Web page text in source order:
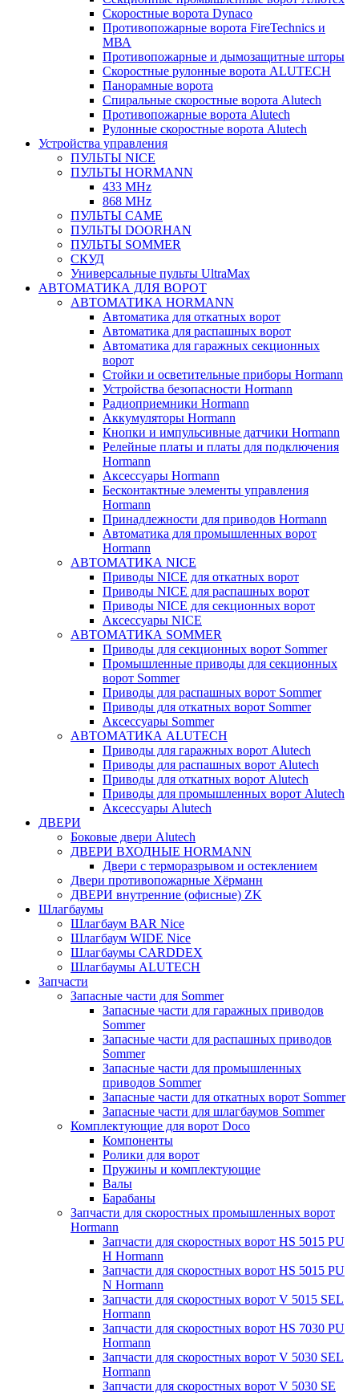
Скоростные ворота Dynaco
Противопожарные ворота FireTechnics и
МВА
Противопожарные и дымозащитные шторы
Скоростные рулонные ворота ALUTECH
Панорамные ворота
Спиральные скоростные ворота Alutech
Противопожарные ворота Alutech
Рулонные скоростные ворота Alutech
Устройства управления
ПУЛЬТЫ NICE
ПУЛЬТЫ HORMANN
433 MHz
868 MHz
ПУЛЬТЫ CAME
ПУЛЬТЫ DOORHAN
ПУЛЬТЫ SOMMER
СКУД
Универсальные пульты UltraMax
АВТОМАТИКА ДЛЯ ВОРОТ
АВТОМАТИКА HORMANN
Автоматика для откатных ворот
Автоматика для распашных ворот
Автоматика для гаражных секционных
ворот
Стойки и осветительные приборы Hormann
Устройства безопасности Hormann
Радиоприемники Hormann
Аккумуляторы Hormann
Кнопки и импульсивные датчики Hormann
Релейные платы и платы для подключения
Hormann
Аксессуары Hormann
Бесконтактные элементы управления
Hormann
Принадлежности для приводов Hormann
Автоматика для промышленных ворот
Hormann
АВТОМАТИКА NICE
Приводы NICE для откатных ворот
Приводы NICE для распашных ворот
Приводы NICE для секционных ворот
Аксессуары NICE
АВТОМАТИКА SOMMER
Приводы для секционных ворот Sommer
Промышленные приводы для секционных
ворот Sommer
Приводы для распашных ворот Sommer
Приводы для откатных ворот Sommer
Аксессуары Sommer
АВТОМАТИКА ALUTECH
Приводы для гаражных ворот Alutech
Приводы для распашных ворот Alutech
Приводы для откатных ворот Alutech
Приводы для промышленных ворот Alutech
Аксессуары Alutech
ДВЕРИ
Боковые двери Alutech
ДВЕРИ ВХОДНЫЕ HORMANN
Двери с терморазрывом и остеклением
Двери противопожарные Хёрманн
ДВЕРИ внутренние (офисные) ZK
Шлагбаумы
Шлагбаум BAR Nice
Шлагбаум WIDE Nice
Шлагбаумы CARDDEX
Шлагбаумы ALUTECH
Запчасти
Запасные части для Sommer
Запасные части для гаражных приводов
Sommer
Запасные части для распашных приводов
Sommer
Запасные части для промышленных
приводов Sommer
Запасные части для откатных ворот Sommer
Запасные части для шлагбаумов Sommer
Комплектующие для ворот Doco
Компоненты
Ролики для ворот
Пружины и комплектующие
Валы
Барабаны
Запчасти для скоростных промышленных ворот
Hormann
Запчасти для скоростных ворот HS 5015 PU
H Hormann
Запчасти для скоростных ворот HS 5015 PU
N Hormann
Запчасти для скоростных ворот V 5015 SEL
Hormann
Запчасти для скоростных ворот HS 7030 PU
Hormann
Запчасти для скоростных ворот V 5030 SEL
Hormann
Запчасти для скоростных ворот V 5030 SE